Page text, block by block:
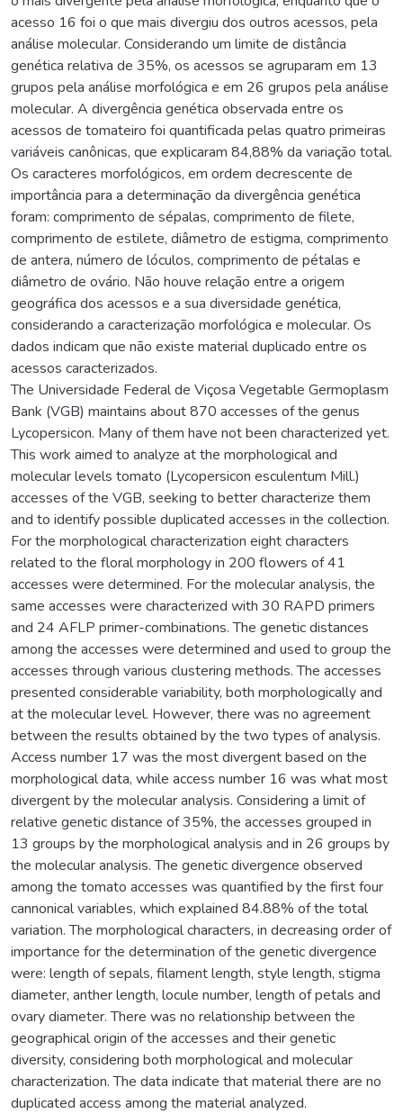
acesso 16 foi o que mais divergiu dos outros acessos, pela
análise molecular. Considerando um limite de distância
genética relativa de 35%, os acessos se agruparam em 13
grupos pela análise morfológica e em 26 grupos pela análise
molecular. A divergência genética observada entre os
acessos de tomateiro foi quantificada pelas quatro primeiras
variáveis canônicas, que explicaram 84,88% da variação total.
Os caracteres morfológicos, em ordem decrescente de
importância para a determinação da divergência genética
foram: comprimento de sépalas, comprimento de filete,
comprimento de estilete, diâmetro de estigma, comprimento
de antera, número de lóculos, comprimento de pétalas e
diâmetro de ovário. Não houve relação entre a origem
geográfica dos acessos e a sua diversidade genética,
considerando a caracterização morfológica e molecular. Os
dados indicam que não existe material duplicado entre os
acessos caracterizados.
The Universidade Federal de Viçosa Vegetable Germoplasm
Bank (VGB) maintains about 870 accesses of the genus
Lycopersicon. Many of them have not been characterized yet.
This work aimed to analyze at the morphological and
molecular levels tomato (Lycopersicon esculentum Mill.)
accesses of the VGB, seeking to better characterize them
and to identify possible duplicated accesses in the collection.
For the morphological characterization eight characters
related to the floral morphology in 200 flowers of 41
accesses were determined. For the molecular analysis, the
same accesses were characterized with 30 RAPD primers
and 24 AFLP primer-combinations. The genetic distances
among the accesses were determined and used to group the
accesses through various clustering methods. The accesses
presented considerable variability, both morphologically and
at the molecular level. However, there was no agreement
between the results obtained by the two types of analysis.
Access number 17 was the most divergent based on the
morphological data, while access number 16 was what most
divergent by the molecular analysis. Considering a limit of
relative genetic distance of 35%, the accesses grouped in
13 groups by the morphological analysis and in 26 groups by
the molecular analysis. The genetic divergence observed
among the tomato accesses was quantified by the first four
cannonical variables, which explained 84.88% of the total
variation. The morphological characters, in decreasing order of
importance for the determination of the genetic divergence
were: length of sepals, filament length, style length, stigma
diameter, anther length, locule number, length of petals and
ovary diameter. There was no relationship between the
geographical origin of the accesses and their genetic
diversity, considering both morphological and molecular
characterization. The data indicate that material there are no
duplicated access among the material analyzed.